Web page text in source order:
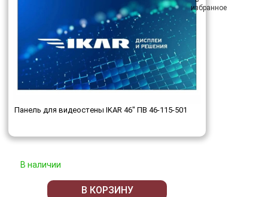
Панель для видеостены IKAR 46" ПВ 46-115-501
В наличии
В КОРЗИНУ